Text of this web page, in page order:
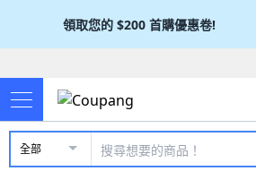
領取您的 $200 首購優惠卷!
全部